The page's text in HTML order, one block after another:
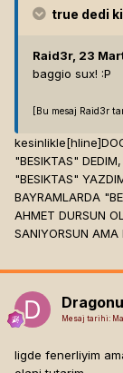
true dedi
Raid3r, 23
baggio sux! :P
[Bu mesaj Raid3r
kesinlikle[hline]
"BESIKTAS"
"BESIKTAS"
BAYRAMLARDA
AHMET DURSUN
SANIYORSUN AMA
Mesaj tarihi:
ligde fenerliyim